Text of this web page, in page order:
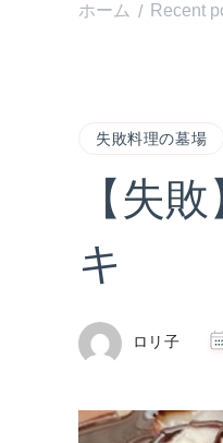
ホーム / Recent
失敗料理の墓場
【失
キ
ロリ子